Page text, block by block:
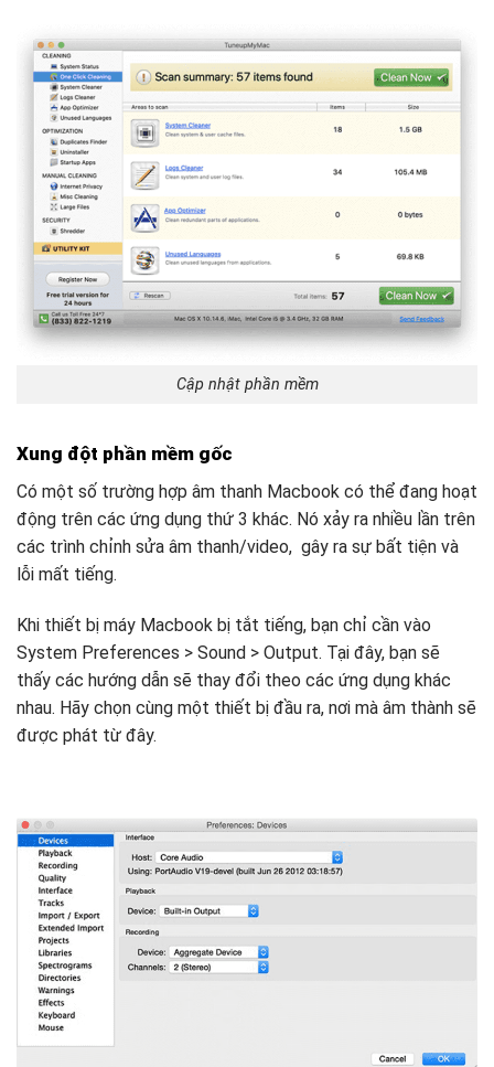
Cập nhật phần mềm
Xung đột phần mềm gốc
Có một số trường hợp âm thanh Macbook có thể đang hoạt
động trên các ứng dụng thứ 3 khác. Nó xảy ra nhiều lần trên
các trình chỉnh sửa âm thanh/video, gây ra sự bất tiện và
lỗi mất tiếng.
Khi thiết bị máy Macbook bị tắt tiếng, bạn chỉ cần vào
System Preferences > Sound > Output. Tại đây, bạn sẽ
thấy các hướng dẫn sẽ thay đổi theo các ứng dụng khác
nhau. Hãy chọn cùng một thiết bị đầu ra, nơi mà âm thành sẽ
được phát từ đây.